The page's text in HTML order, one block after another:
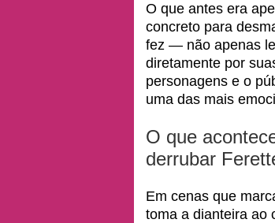
O que antes era
concreto para
fez — não apenas
diretamente por
personagens e o
uma das mais
O que
derrubar
Em cenas que
toma a dianteira ao